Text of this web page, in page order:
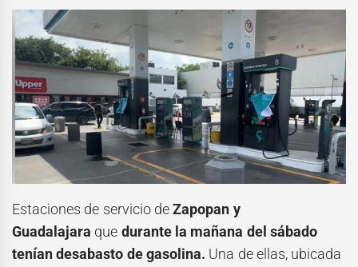
Estaciones de servicio deZapopan y
Guadalajara que durante la mañana del sábado
tenían desabasto de gasolina. Una de ellas, ubicada